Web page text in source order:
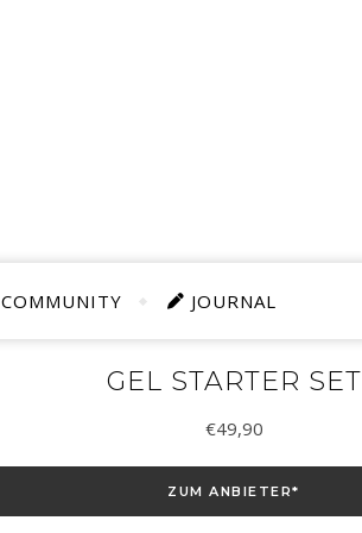
COMMUNITY JOURNAL
GEL STARTER SET
€49,90
ZUM ANBIETER*